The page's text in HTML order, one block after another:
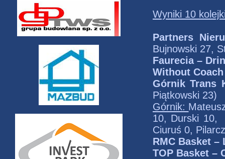
Wyniki 10
Partners
Bujnowski 27,
Faurecia –
Without
Górnik Trans
Piątkowski 23)
Górnik:
10, Durski 10,
Ciuruś 0,
RMC Basket –
TOP Basket –